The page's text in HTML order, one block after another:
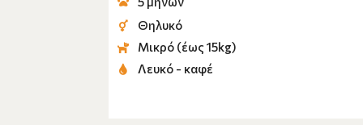
Θηλυκό
Μικρό (έως 15kg)
Λευκό - καφέ